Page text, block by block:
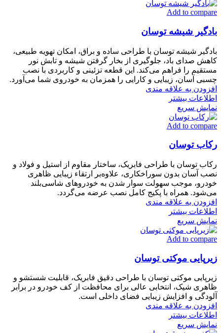
Add to compare
بادگیر شیشه توسان
بادگیر شیشه توسان با طراحی ساده و براق، امکان تهویه طبیعی،
کاهش صدای باد، جلوگیری از بخار گرفتن شیشه و تابش نور
مستقیم را فراهم می‌کند. این قطعه تزئینی و کاربردی با نصب
چسبی آسان، زیبایی و کارایی را همزمان به خودروی شما می‌آورد.
افزودن به علاقه مندی
اطلاعات بیشتر
نمایش سریع
Add to compare
رکاب توسان
رکاب توسان با طراحی فابریک، ساختار مقاوم از استیل و فولاد و
نصب آسان بدون سوراخکاری، علاوه‌بر ارتقاء زیبایی ظاهری
خودرو، موجب سهولت سوار شدن به خودروهای شاسی‌بلند
می‌شود. همراه با پکیج کامل نصب عرضه می‌گردد.
افزودن به علاقه مندی
اطلاعات بیشتر
نمایش سریع
Add to compare
زیرپایی موکتی توسان
زیرپایی موکتی توسان با طراحی دقیق فابریک، قابلیت شستشو و
ظاهری شیک، انتخابی عالی برای محافظت از کف خودرو در برابر
آلودگی و افزایش زیبایی فضای داخلی است.
افزودن به علاقه مندی
اطلاعات بیشتر
نمایش سریع